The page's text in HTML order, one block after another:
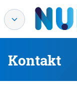
Kontakt